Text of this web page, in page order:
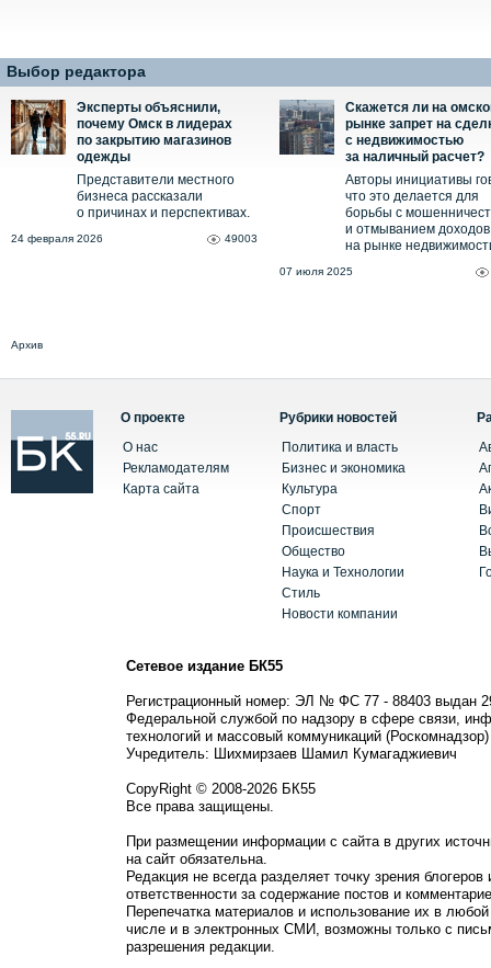
Выбор редактора
Эксперты объяснили,
почему Омск в лидерах
по закрытию магазинов
одежды
Представители местного
бизнеса рассказали
о причинах и перспективах.
24 февраля 2026 49003
Скажется ли на
рынке запрет на
с недвижимостью
за наличный расчет?
Авторы инициативы
что это делается для
борьбы с
и отмыванием доходов
на рынке
07 июля 2025
Архив
О проекте
О нас
Рекламодателям
Карта сайта
Рубрики новостей
Политика и власть
Бизнес и экономика
Культура
Спорт
Происшествия
Общество
Наука и Технологии
Стиль
Новости компании
Сетевое издание БК55
Регистрационный номер: ЭЛ № ФС 77 - 88403 выдан
Федеральной службой по надзору в сфере связи,
технологий и массовый коммуникаций (Роскомнадзор)
Учредитель: Шихмирзаев Шамил Кумагаджиевич
CopyRight © 2008-2026 БК55
Все права защищены.
При размещении информации с сайта в других
на сайт обязательна.
Редакция не всегда разделяет точку зрения блогеров
ответственности за содержание постов и
Перепечатка материалов и использование их в
числе и в электронных СМИ, возможны только с
разрешения редакции.